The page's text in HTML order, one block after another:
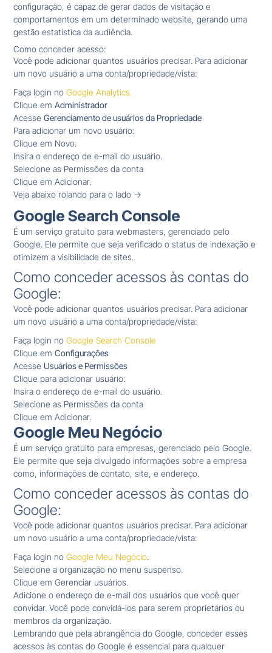
configuração, é capaz de gerar dados de visitação e
comportamentos em um determinado website, gerando uma
gestão estatística da audiência.
Como conceder acesso:
Você pode adicionar quantos usuários precisar. Para adicionar
um novo usuário a uma conta/propriedade/vista:
Faça login noGoogle Analytics.
Clique emAdministrador
AcesseGerenciamento de usuários da Propriedade
Para adicionar um novo usuário:
Clique em Novo.
Insira o endereço de e-mail do usuário.
Selecione as Permissões da conta
Clique em Adicionar.
Veja abaixo rolando para o lado ->
Google Search Console
É um serviço gratuito para webmasters, gerenciado pelo
Google. Ele permite que seja verificado o status de indexação e
otimizem a visibilidade de sites.
Como conceder acessos às contas do
Google:
Você pode adicionar quantos usuários precisar. Para adicionar
um novo usuário a uma conta/propriedade/vista:
Faça login noGoogle Search Console
Clique emConfigurações
Acesse Usuários e Permissões
Clique para adicionar usuário:
Insira o endereço de e-mail do usuário.
Selecione as Permissões da conta
Clique em Adicionar.
Google Meu Negócio
É um serviço gratuito para empresas, gerenciado pelo Google.
Ele permite que seja divulgado informações sobre a empresa
como, informações de contato, site, e endereço.
Como conceder acessos às contas do
Google:
Você pode adicionar quantos usuários precisar. Para adicionar
um novo usuário a uma conta/propriedade/vista:
Faça login noGoogle Meu Negócio.
Selecione a organização no menu suspenso.
Clique em Gerenciar usuários.
Adicione o endereço de e-mail dos usuários que você quer
convidar. Você pode convidá-los para serem proprietários ou
membros da organização.
Lembrando que pela abrangência do Google, conceder esses
acessos às contas do Google é essencial para qualquer